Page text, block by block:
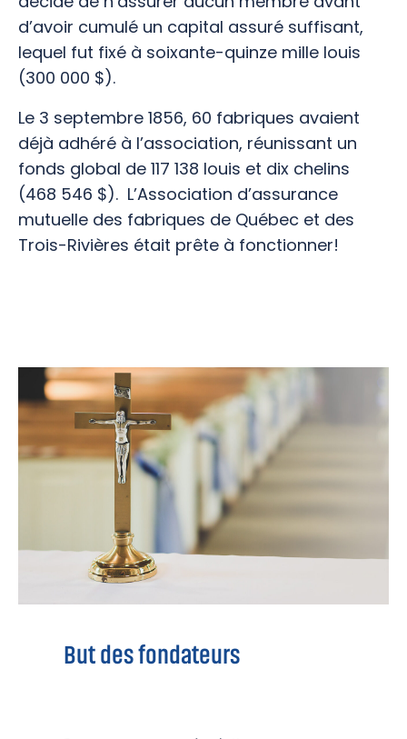
d’avoir cumulé un capital assuré suffisant,
lequel fut fixé à soixante-quinze mille louis
(300 000 $).
Le 3 septembre 1856, 60 fabriques avaient
déjà adhéré à l’association, réunissant un
fonds global de 117 138 louis et dix chelins
(468 546 $). L’Association d’assurance
mutuelle des fabriques de Québec et des
Trois-Rivières était prête à fonctionner!
But des fondateurs